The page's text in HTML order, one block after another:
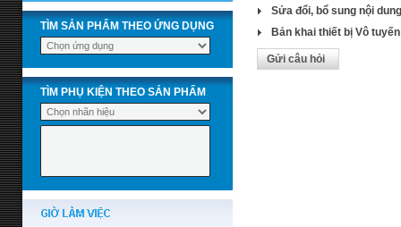
TÌM SẢN PHẨM THEO ỨNG DỤNG
TÌM PHỤ KIỆN THEO SẢN PHẨM
Sửa đổi, bổ sung nội
Bản khai thiết bị Vô
Gửi câu hỏi